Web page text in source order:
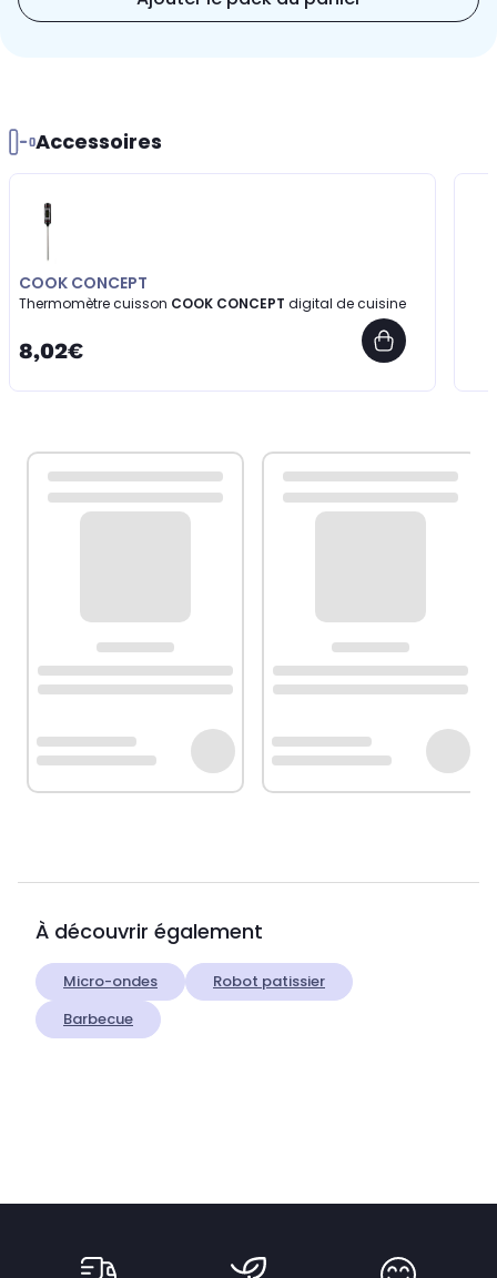
Accessoires
COOK CONCEPT
Thermomètre cuisson COOK CONCEPT digital de cuisine
8,02€
À découvrir également
Micro-ondes
Robot patissier
Barbecue